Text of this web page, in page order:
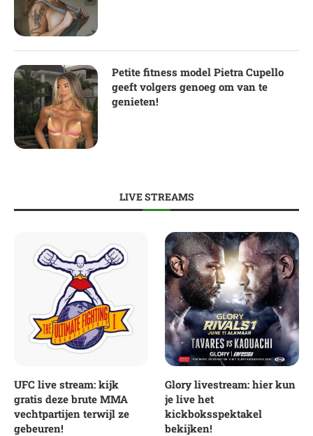
Petite fitness model Pietra Cupello
geeft volgers genoeg om van te
genieten!
LIVE STREAMS
UFC live stream: kijk
gratis deze brute MMA
vechtpartijen terwijl ze
gebeuren!
Glory livestream: hier kun
je live het
kickboksspektakel
bekijken!